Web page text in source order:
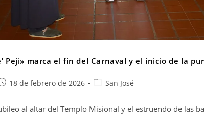
Peji» marca el fin del Carnaval y el inicio de la
18 de febrero de 2026 San José
al altar del Templo Misional y el estruendo de las